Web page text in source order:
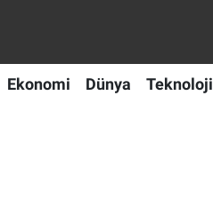
Ekonomi Dünya Teknoloji